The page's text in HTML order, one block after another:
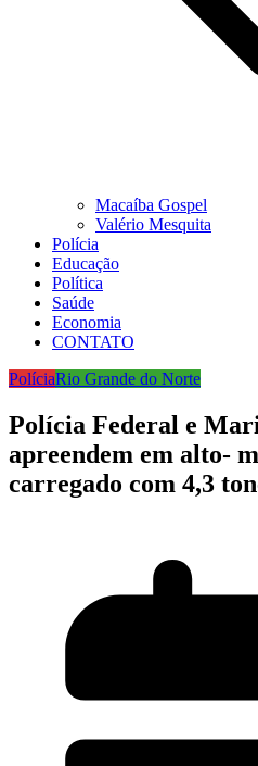
Macaíba Gospel
Valério Mesquita
Polícia
Educação
Política
Saúde
Economia
CONTATO
PolíciaRio Grande do Norte
Polícia Federal e
apreendem em alto-
carregado com 4,3